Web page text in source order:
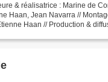
& réalisatrice : Marine de
Haan, Jean Navarra //
Haan // Production &